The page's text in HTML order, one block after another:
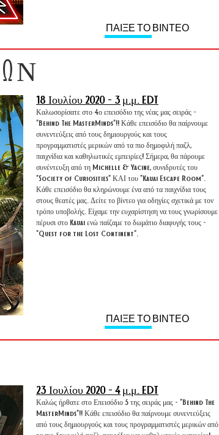
ΠΑΙΞΕ ΤΟ ΒΙΝΤΕΟ
18 Ιουλίου 2020 - 3 μ.μ. EDT
Καλωσορίσατε στο 4ο επεισόδιο της νέας μας σειράς -
"Behind The MasterMinds"!! Κάθε επεισόδιο θα παίρνουμε
συνεντεύξεις από τους δημιουργούς και τους
προγραμματιστές μερικών από τα πιο δημοφιλή παζλ,
παιχνίδια και καθηλωτικές εμπειρίες! Σήμερα, θα πάρουμε
συνέντευξη από τη Michelle & Yacine, συνιδρυτές του
"Society of Curiosities" ΚΑΙ του "Kauai Escape Room".
Κάθε επεισόδιο θα κληρώνουμε ένα από τα παιχνίδια τους
στους θεατές μας. Δείτε το βίντεο για οδηγίες σχετικά με τον
τρόπο υποβολής. Είχαμε την ευχαρίστηση να τους γνωρίσουμε
πέρυσι στο Kauai ενώ παίζαμε το δωμάτιο διαφυγής τους -
"Quest for the Lost Continent".
ΠΑΙΞΕ ΤΟ ΒΙΝΤΕΟ
23 Ιουλίου 2020 - 4 μ.μ. EDT
Καλώς ήρθατε στο Επεισόδιο 5 της σειράς μας - "Behind The
MasterMinds"!! Κάθε επεισόδιο θα παίρνουμε συνεντεύξεις
από τους δημιουργούς και τους προγραμματιστές μερικών από